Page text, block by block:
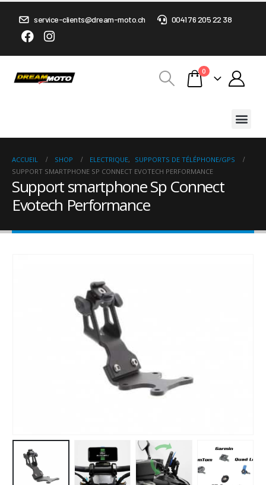
service-clients@dream-moto.ch 0041 76 205 22 38
0
ACCUEIL SHOP ELECTRIQUE,
SUPPORTS DE TÉLÉPHONE/GPS
SUPPORT SMARTPHONE SP CONNECT EVOTECH PERFORMANCE
Support smartphone Sp Connect
Evotech Performance